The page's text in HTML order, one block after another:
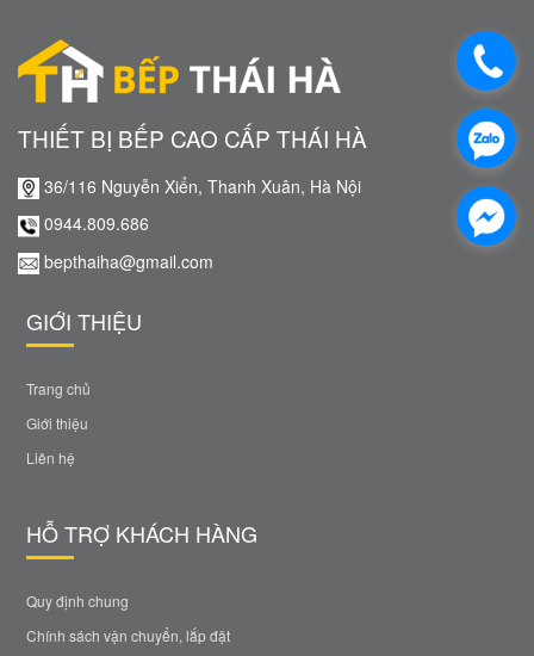
THIẾT BỊ BẾP CAO CẤP THÁI HÀ
36/116 Nguyễn Xiển, Thanh Xuân, Hà Nội
0944.809.686
bepthaiha@gmail.com
GIỚI THIỆU
Trang chủ
Giới thiệu
Liên hệ
HỖ TRỢ KHÁCH HÀNG
Quy định chung
Chính sách vận chuyển, lắp đặt